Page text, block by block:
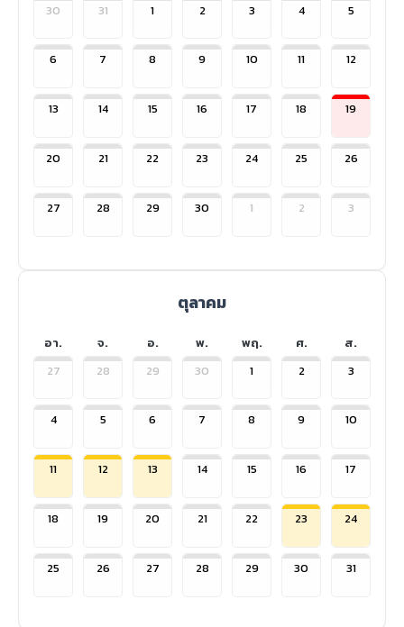
30
31 1 2 3 4 5
6 7 8 9 10 11 12
13 14 15 16 17 18 19
20 21 22 23 24 25 26
27 28 29 30 1 2 3
ตุลาคม
อา. จ. อ. พ. พฤ. ศ.
ส.
27
28 29 30 1 2 3
4 5 6 7 8 9 10
11 12 13 14 15 16 17
18 19 20 21 22 23 24
25 26 27 28 29 30 31